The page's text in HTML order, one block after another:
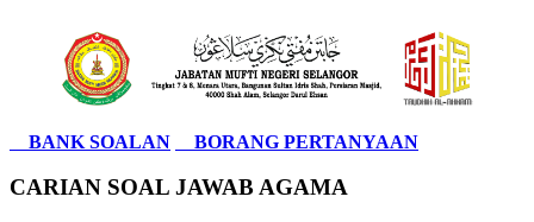
BANK SOALAN BORANG PERTANYAAN
CARIAN SOAL JAWAB AGAMA